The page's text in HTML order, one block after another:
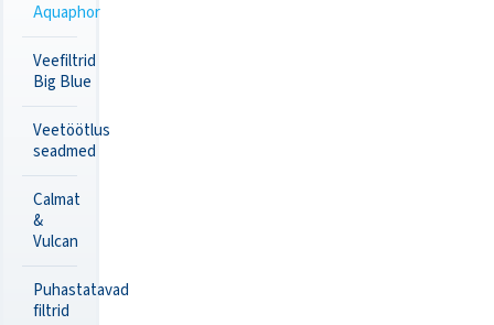
Aquaphor
Veefiltrid
Big Blue
Veetöötlus
seadmed
Calmat
&
Vulcan
Puhastatavad
filtrid